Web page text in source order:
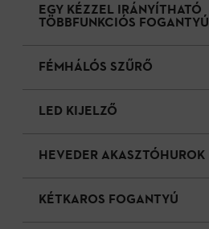
EGY KÉZZEL IRÁNYÍTHATÓ
TÖBBFUNKCIÓS FOGANTYÚ
FÉMHÁLÓS SZŰRŐ
LED KIJELZŐ
HEVEDER AKASZTÓHUROK
KÉTKAROS FOGANTYÚ